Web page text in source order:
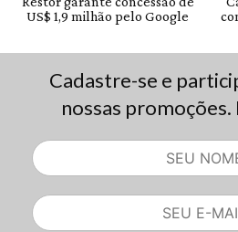
Cadastre-se e
nossas promoções.